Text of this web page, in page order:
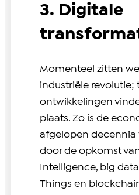
3. Digitale
Momenteel zitten
industriële
ontwikkelingen
plaats. Zo is de
afgelopen decennia
door de opkomst
Intelligence, big
Things en